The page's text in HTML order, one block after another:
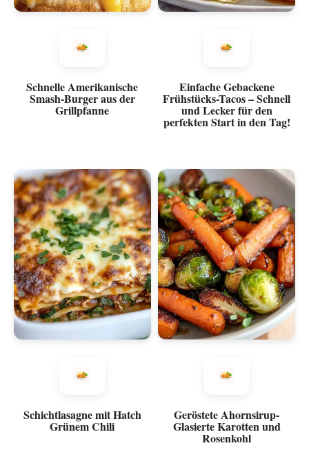
Schnelle Amerikanische
Smash-Burger aus der
Grillpfanne
Einfache Gebackene
Frühstücks-Tacos – Schnell
und Lecker für den
perfekten Start in den Tag!
Schichtlasagne mit Hatch
Grünem Chili
Geröstete Ahornsirup-
Glasierte Karotten und
Rosenkohl